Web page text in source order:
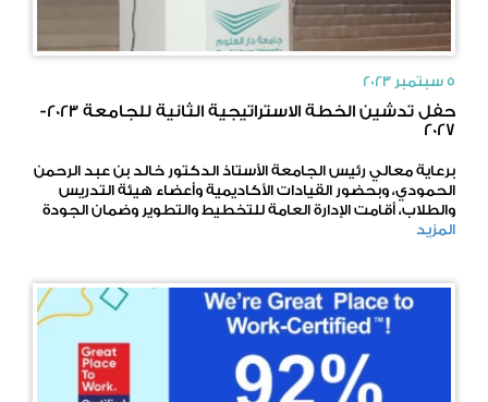
5 سبتمبر 2023
حفل تدشين الخطة الاستراتيجية الثانية للجامعة 2023-
2027
برعاية معالي رئيس الجامعة الأستاذ الدكتور خالد بن عبد الرحمن
الحمودي، وبحضور القيادات الأكاديمية وأعضاء هيئة التدريس
والطلاب، أقامت الإدارة العامة للتخطيط والتطوير وضمان الجودة
المزيد